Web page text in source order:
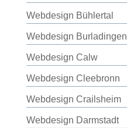
Webdesign Bühlertal
Webdesign Burladingen
Webdesign Calw
Webdesign Cleebronn
Webdesign Crailsheim
Webdesign Darmstadt